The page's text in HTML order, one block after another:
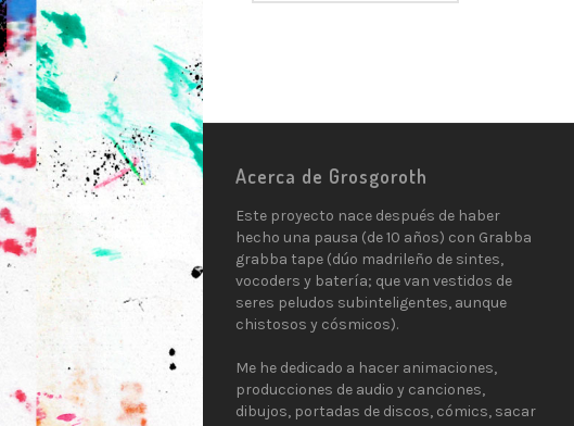
Acerca de Grosgoroth
Este proyecto nace después de haber
hecho una pausa (de 10 años) con Grabba
grabba tape (dúo madrileño de sintes,
vocoders y batería; que van vestidos de
seres peludos subinteligentes, aunque
chistosos y cósmicos).
Me he dedicado a hacer animaciones,
producciones de audio y canciones,
dibujos, portadas de discos, cómics, sacar